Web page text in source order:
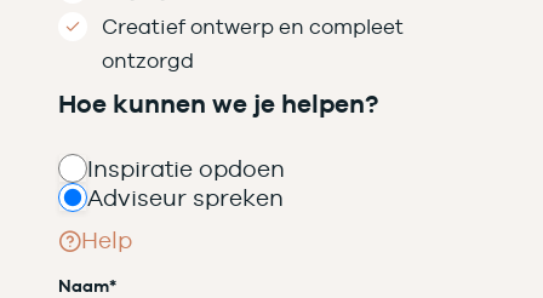
Creatief ontwerp en compleet
ontzorgd
Hoe kunnen we je helpen?
Inspiratie opdoen
Adviseur spreken
Help
Naam*